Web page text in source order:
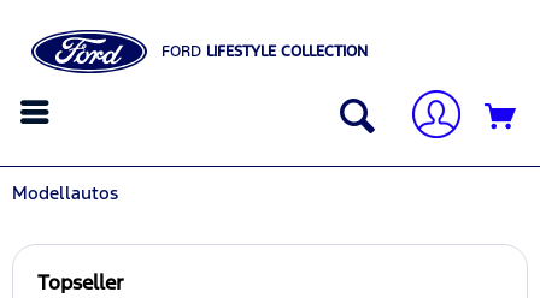
FORD LIFESTYLE COLLECTION
Modellautos
Topseller